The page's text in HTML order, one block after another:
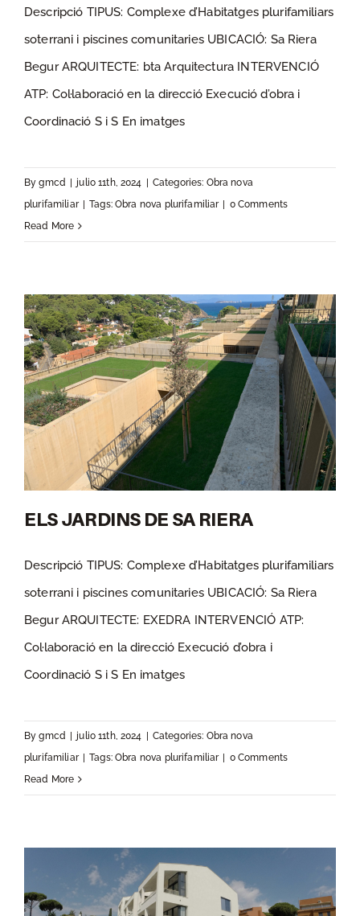
LES TERRASSES
Descripció TIPUS: Complexe d’Habitatges plurifamiliars
soterrani i piscines comunitaries UBICACIÓ: Sa Riera
Begur ARQUITECTE: bta Arquitectura INTERVENCIÓ
ATP: Col·laboració en la direcció Execució d’obra i
Coordinació S i S En imatges
Bygmcd julio 11th, 2024 Categories: Obra nova
plurifamiliar
Tags: Obra nova plurifamiliar
0 Comments
Read More
ELS JARDINS DE SA RIERA
ELS JARDINS DE SA RIERA
Descripció TIPUS: Complexe d’Habitatges plurifamiliars
soterrani i piscines comunitaries UBICACIÓ: Sa Riera
Begur ARQUITECTE: EXEDRA INTERVENCIÓ ATP:
Col·laboració en la direcció Execució d’obra i
Coordinació S i S En imatges
Bygmcd julio 11th, 2024 Categories: Obra nova
plurifamiliar
Tags: Obra nova plurifamiliar
0 Comments
Read More